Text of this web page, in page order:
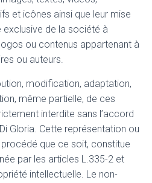
et icônes ainsi que leur mise
de la société à
ou contenus appartenant à
ou auteurs.
modification, adaptation,
même partielle, de ces
interdite sans l’accord
Gloria. Cette représentation ou
que ce soit, constitue
par les articles L.335-2 et
intellectuelle. Le non-